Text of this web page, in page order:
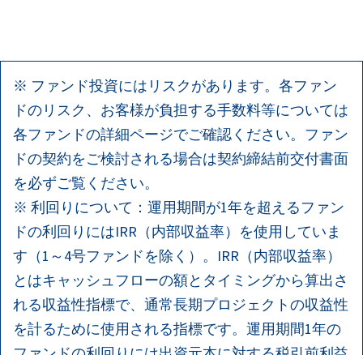
※ ファンド投資にはリスクがあります。各ファン
ドのリスク、お客様が負担する手数料等については
各ファンドの詳細ページでご確認ください。ファン
ドの契約をご検討される場合は契約締結前交付書面
を必ずご覧ください。
※ 利回りについて：運用期間が1年を超えるファン
ドの利回りにはIRR（内部収益率）を使用していま
す（1～4号ファンドを除く）。IRR（内部収益率）
とはキャッシュフローの額とタイミングから算出さ
れる収益性指標で、通常長期プロジェクトの収益性
を計るために使用される指標です。運用期間1年の